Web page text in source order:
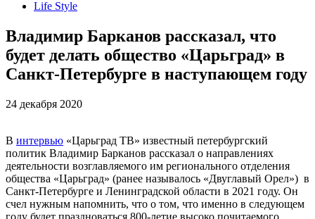
Life Style
Владимир Барканов рассказал, что
будет делать общество «Царьград» в
Санкт-Петербурге в наступающем году
24 декабря 2020
В интервью «Царьград ТВ» известный петербургский
политик Владимир Барканов рассказал о направлениях
деятельности возглавляемого им регионального отделения
общества «Царьград» (ранее называлось «Двуглавый Орел») в
Санкт-Петербурге и Ленинградской области в 2021 году. Он
счел нужным напомнить, что о том, что именно в следующем
году будет праздноваться 800-летие высоко почитаемого